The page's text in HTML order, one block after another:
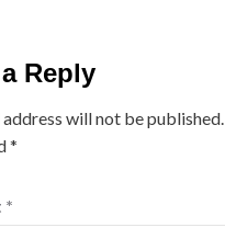
Reply
address will not be published.
*
*